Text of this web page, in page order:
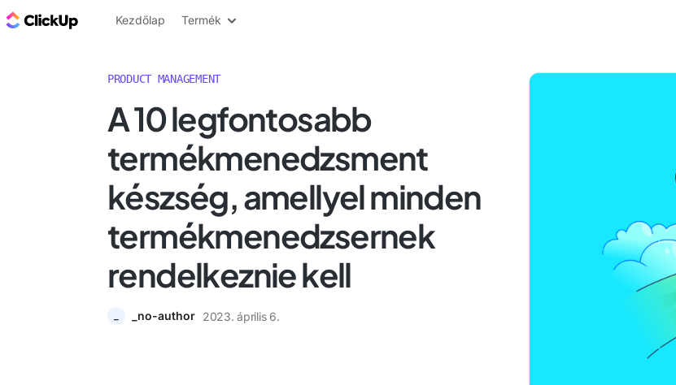
ClickUp blog
Kezdőlap Termék
PRODUCT MANAGEMENT
A 10 legfontosabb
termékmenedzsment
készség, amellyel minden
termékmenedzsernek
rendelkeznie kell
_no-author 2023. április 6.